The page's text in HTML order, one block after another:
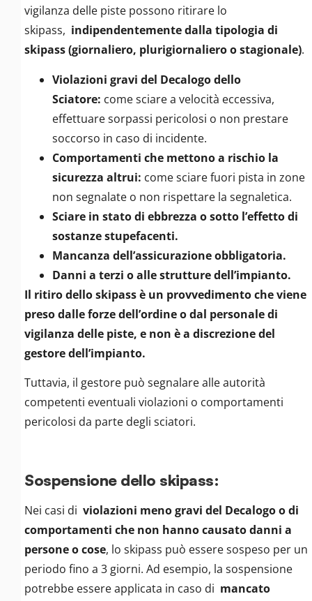
vigilanza delle piste possono ritirare lo
skipass, indipendentemente dalla tipologia di
skipass (giornaliero, plurigiornaliero o stagionale).
Violazioni gravi del Decalogo dello
Sciatore: come sciare a velocità eccessiva,
effettuare sorpassi pericolosi o non prestare
soccorso in caso di incidente.
Comportamenti che mettono a rischio la
sicurezza altrui: come sciare fuori pista in zone
non segnalate o non rispettare la segnaletica.
Sciare in stato di ebbrezza o sotto l’effetto di
sostanze stupefacenti.
Mancanza dell’assicurazione obbligatoria.
Danni a terzi o alle strutture dell’impianto.
Il ritiro dello skipass è un provvedimento che viene
preso dalle forze dell’ordine o dal personale di
vigilanza delle piste, e non è a discrezione del
gestore dell’impianto.
Tuttavia, il gestore può segnalare alle autorità
competenti eventuali violazioni o comportamenti
pericolosi da parte degli sciatori.
Sospensione dello skipass:
Nei casi di violazioni meno gravi del Decalogo o di
comportamenti che non hanno causato danni a
persone o cose, lo skipass può essere sospeso per un
periodo fino a 3 giorni. Ad esempio, la sospensione
potrebbe essere applicata in caso di mancato